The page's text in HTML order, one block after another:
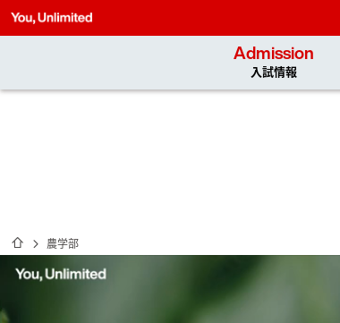
Admission
入試情報
ホーム
農学部